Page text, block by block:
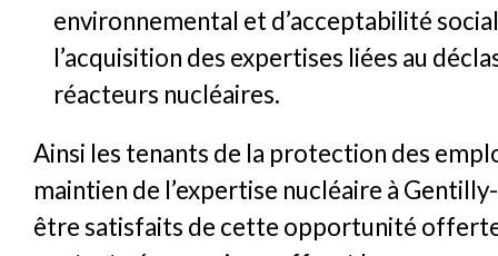
environnemental et d’acceptabilité
l’acquisition des expertises liées au
réacteurs nucléaires.
Ainsi les tenants de la protection des
maintien de l’expertise nucléaire à
être satisfaits de cette opportunité